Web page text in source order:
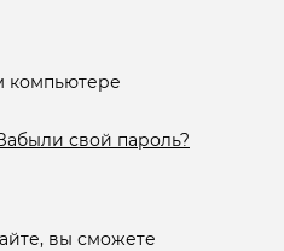
компьютере
свой пароль?
вы сможете